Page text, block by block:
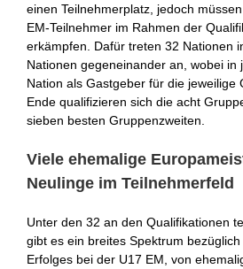
einen Teilnehmerplatz, jedoch
EM-Teilnehmer im Rahmen der
erkämpfen. Dafür treten 32 Nationen
Nationen gegeneinander an, wobei in
Nation als Gastgeber für die jeweilige
Ende qualifizieren sich die acht
sieben besten Gruppenzweiten.
Viele ehemalige
Neulinge im Teilnehmerfeld
Unter den 32 an den Qualifikationen
gibt es ein breites Spektrum
Erfolges bei der U17 EM, von